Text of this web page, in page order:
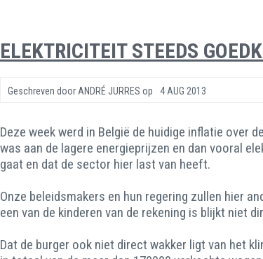
ELEKTRICITEIT STEEDS
Geschreven door ANDRÉ JURRES op 4 AUG 2013
Deze week werd in België de huidige inflatie over
was aan de lagere energieprijzen en dan vooral
gaat en dat de sector hier last van heeft.
Onze beleidsmakers en hun regering zullen hier
een van de kinderen van de rekening is blijkt niet
Dat de burger ook niet direct wakker ligt van het